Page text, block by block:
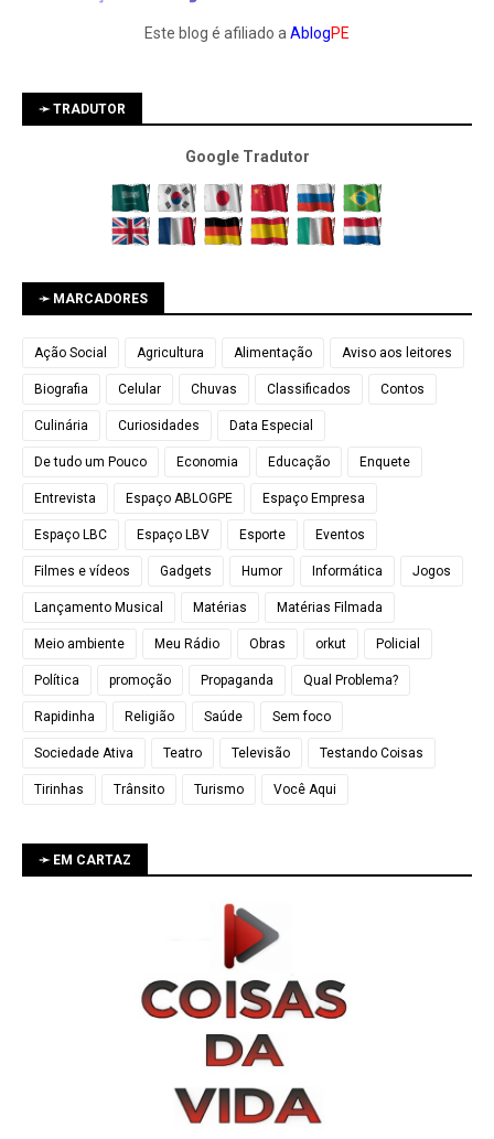
Este blog é afiliado a AblogPE
➛ TRADUTOR
Google Tradutor
➛ MARCADORES
Ação Social Agricultura Alimentação Aviso aos leitores
Biografia Celular Chuvas Classificados Contos
Culinária Curiosidades Data Especial
De tudo um Pouco Economia Educação Enquete
Entrevista Espaço ABLOGPE Espaço Empresa
Espaço LBC Espaço LBV Esporte Eventos
Filmes e vídeos Gadgets Humor Informática Jogos
Lançamento Musical Matérias Matérias Filmada
Meio ambiente Meu Rádio Obras orkut Policial
Política promoção Propaganda Qual Problema?
Rapidinha Religião Saúde Sem foco
Sociedade Ativa Teatro Televisão Testando Coisas
Tirinhas Trânsito Turismo Você Aqui
➛ EM CARTAZ